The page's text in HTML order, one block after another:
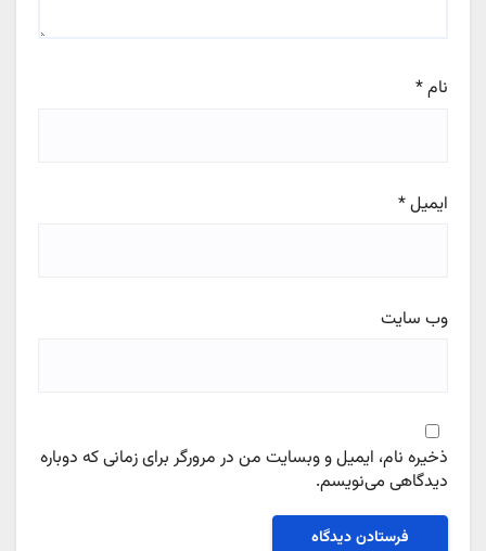
نام*
ایمیل*
وب‌ سایت
ذخیره نام، ایمیل و وبسایت من در مرورگر برای زمانی که دوباره
دیدگاهی می‌نویسم.